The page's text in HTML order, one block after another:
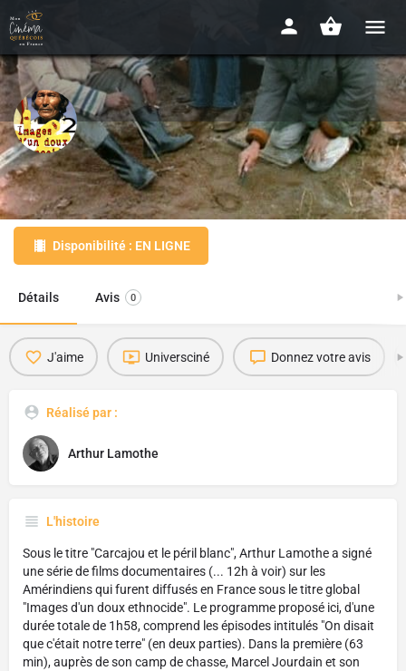
Images d'un doux ethnocide 2
1975 - 1h58min
Disponibilité : EN LIGNE
Détails Avis 0
J'aime Universciné Donnez votre avis
Réalisé par :
Arthur Lamothe
L'histoire
Sous le titre "Carcajou et le péril blanc", Arthur Lamothe a signé
une série de films documentaires (... 12h à voir) sur les
Amérindiens qui furent diffusés en France sous le titre global
"Images d'un doux ethnocide". Le programme proposé ici, d'une
durée totale de 1h58, comprend les épisodes intitulés "On disait
que c'était notre terre" (en deux parties). Dans la première (63
min), auprès de son camp de chasse, Marcel Jourdain et son